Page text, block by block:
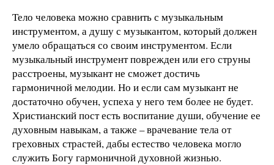
Тело человека можно сравнить с музыкальным
инструментом, а душу с музыкантом, который должен
умело обращаться со своим инструментом. Если
музыкальный инструмент поврежден или его струны
расстроены, музыкант не сможет достичь
гармоничной мелодии. Но и если сам музыкант не
достаточно обучен, успеха у него тем более не будет.
Христианский пост есть воспитание души, обучение ее
духовным навыкам, а также – врачевание тела от
греховных страстей, дабы естество человека могло
служить Богу гармоничной духовной жизнью.